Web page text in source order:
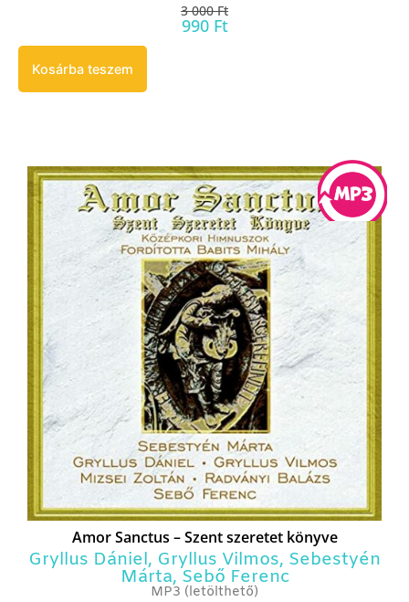
3 000Ft
990 Ft
Kosárba teszem
Amor Sanctus – Szent szeretet könyve
Gryllus Dániel, Gryllus Vilmos, Sebestyén
Márta, Sebő Ferenc
MP3 (letölthető)